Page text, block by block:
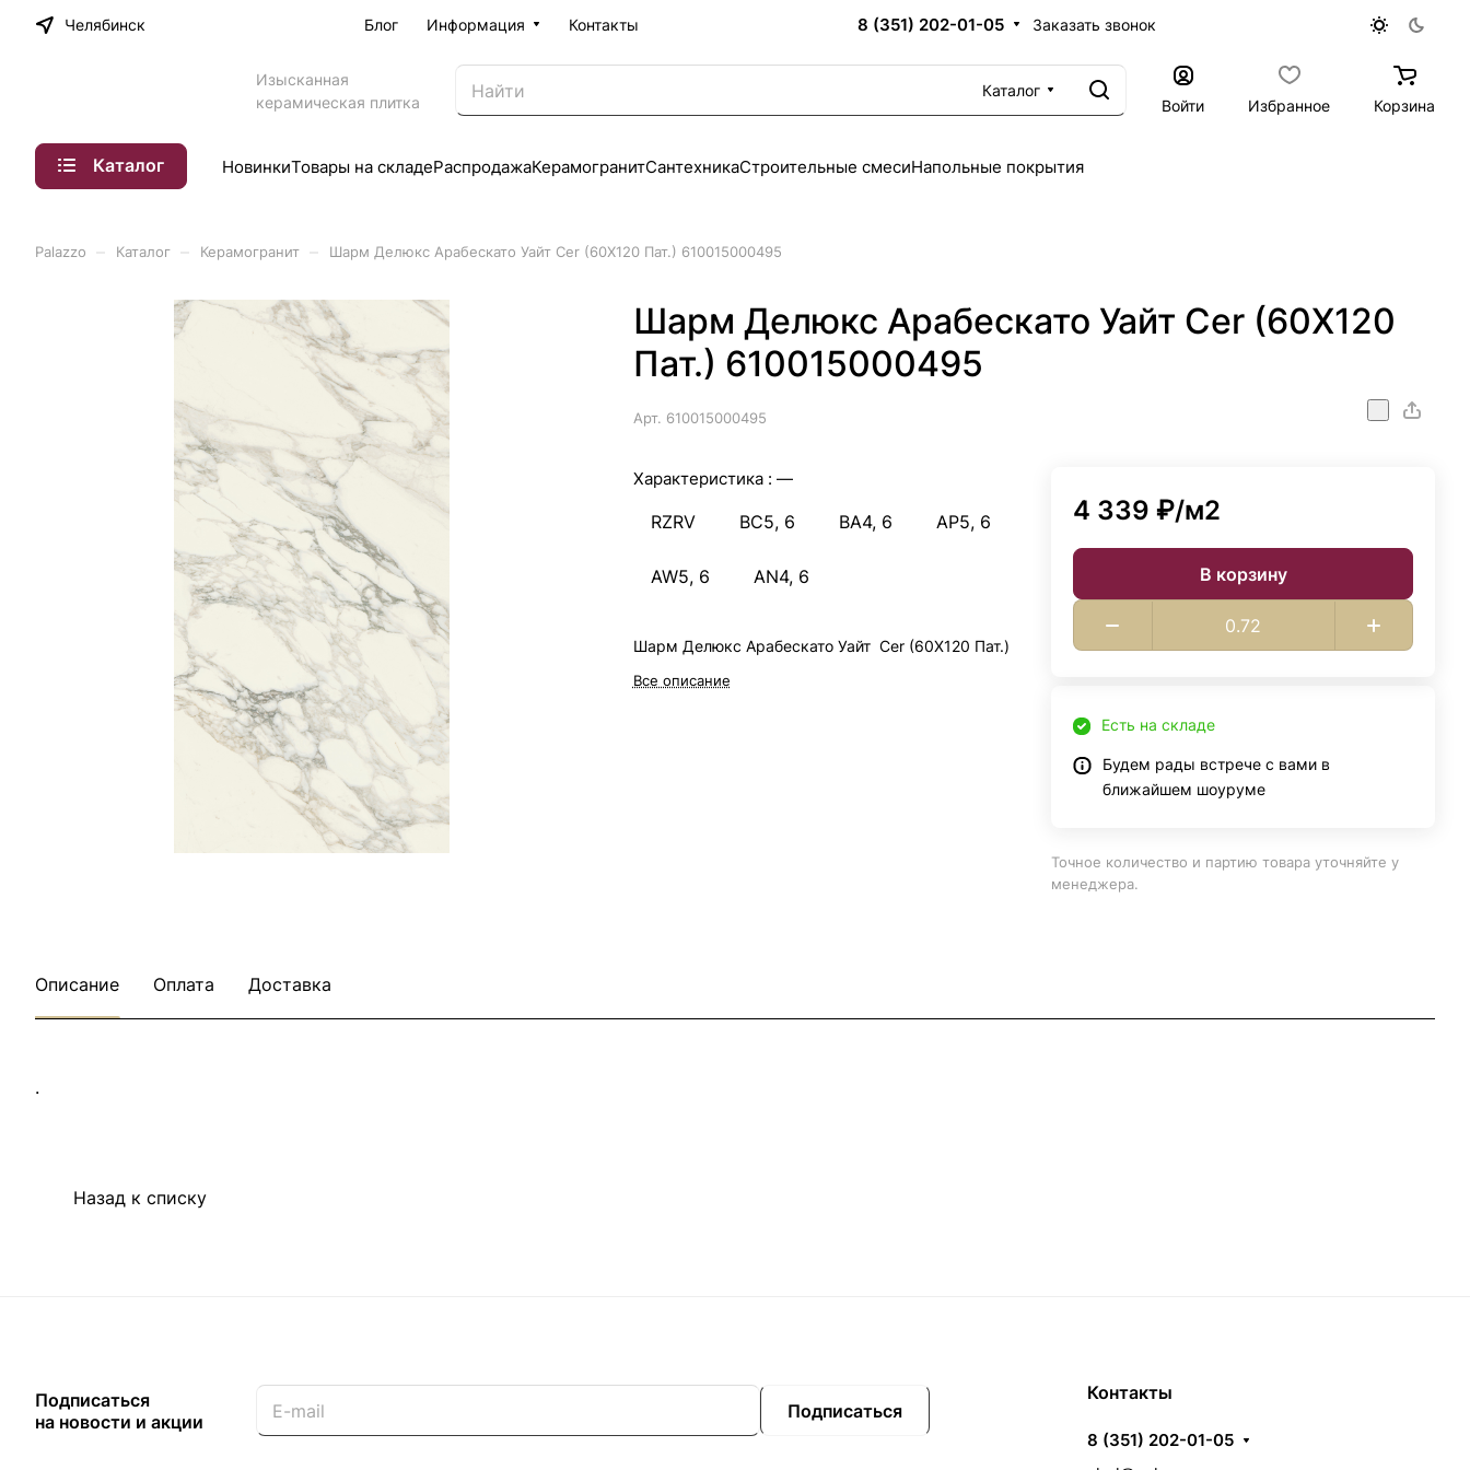
Челябинск Блог Информация Контакты 8 (351) 202-01-05 Заказать звонок
Изысканная
керамическая плитка
Каталог
Войти
Избранное Корзина
Каталог НовинкиТовары на складеРаспродажаКерамогранитСантехникаСтроительные смесиНапольные покрытия
Palazzo Каталог Керамогранит Шарм Делюкс Арабескато Уайт Cer (60X120 Пат.) 610015000495
Шарм Делюкс Арабескато Уайт Cer (60X120
Пат.) 610015000495
Арт. 610015000495
Характеристика : —
RZRV BC5, 6 BA4, 6 AP5, 6
AW5, 6 AN4, 6
Шарм Делюкс Арабескато Уайт Cer (60X120 Пат.)
Все описание
4 339 ₽/м2
В корзину
Есть на складе
Будем рады встрече с вами в
ближайшем шоуруме
Точное количество и партию товара уточняйте у
менеджера.
Описание Оплата Доставка
.
Назад к списку
Подписаться
на новости и акции
Подписаться
Контакты
8 (351) 202-01-05